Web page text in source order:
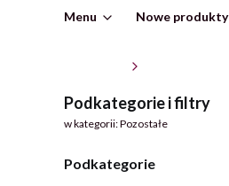
Menu Nowe produkty
Podkategorie i filtry
w kategorii: Pozostałe
Podkategorie